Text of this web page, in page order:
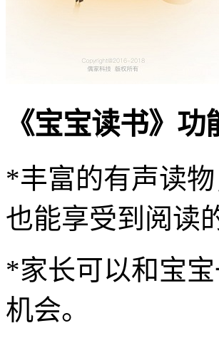
《宝宝读书》功
*丰富的有声读
也能享受到阅读
*家长可以和宝
机会。